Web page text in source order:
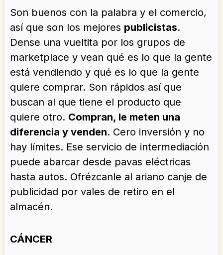
Son buenos con la palabra y el comercio,
así que son los mejores publicistas.
Dense una vueltita por los grupos de
marketplace y vean qué es lo que la gente
está vendiendo y qué es lo que la gente
quiere comprar. Son rápidos así que
buscan al que tiene el producto que
quiere otro. Compran, le meten una
diferencia y venden. Cero inversión y no
hay límites. Ese servicio de intermediación
puede abarcar desde pavas eléctricas
hasta autos. Ofrézcanle al ariano canje de
publicidad por vales de retiro en el
almacén.
CÁNCER